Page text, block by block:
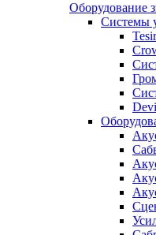
Оборудование
Системы